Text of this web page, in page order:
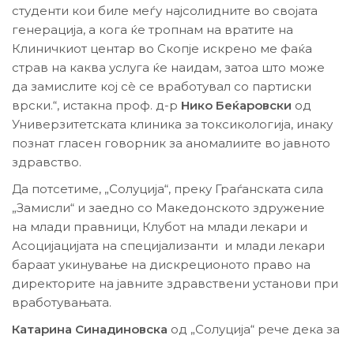
студенти кои биле меѓу најсолидните во својата
генерација, а кога ќе тропнам на вратите на
Клиничкиот центар во Скопје искрено ме фаќа
страв на каква услуга ќе наидам, затоа што може
да замислите кој сѐ се вработувал со партиски
врски.“, истакна проф. д-р Нико Беќаровски од
Универзитетската клиника за токсикологија, инаку
познат гласен говорник за аномалиите во јавното
здравство.
Да потсетиме, „Солуција“, преку Граѓанската сила
„Замисли“ и заедно со Македонското здружение
на млади правници, Клубот на млади лекари и
Асоцијацијата на специјализанти и млади лекари
бараат укинување на дискреционото право на
директорите на јавните здравствени установи при
вработувањата.
Катарина Синадиновска од „Солуција“ рече дека за